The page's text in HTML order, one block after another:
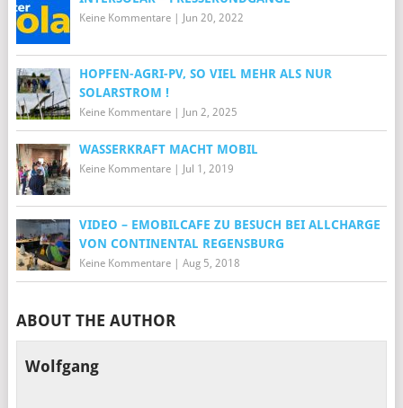
Keine Kommentare| Jun 20, 2022
HOPFEN-AGRI-PV, SO VIEL MEHR ALS NUR
SOLARSTROM !
Keine Kommentare| Jun 2, 2025
WASSERKRAFT MACHT MOBIL
Keine Kommentare| Jul 1, 2019
VIDEO – EMOBILCAFE ZU BESUCH BEI ALLCHARGE
VON CONTINENTAL REGENSBURG
Keine Kommentare| Aug 5, 2018
ABOUT THE AUTHOR
Wolfgang